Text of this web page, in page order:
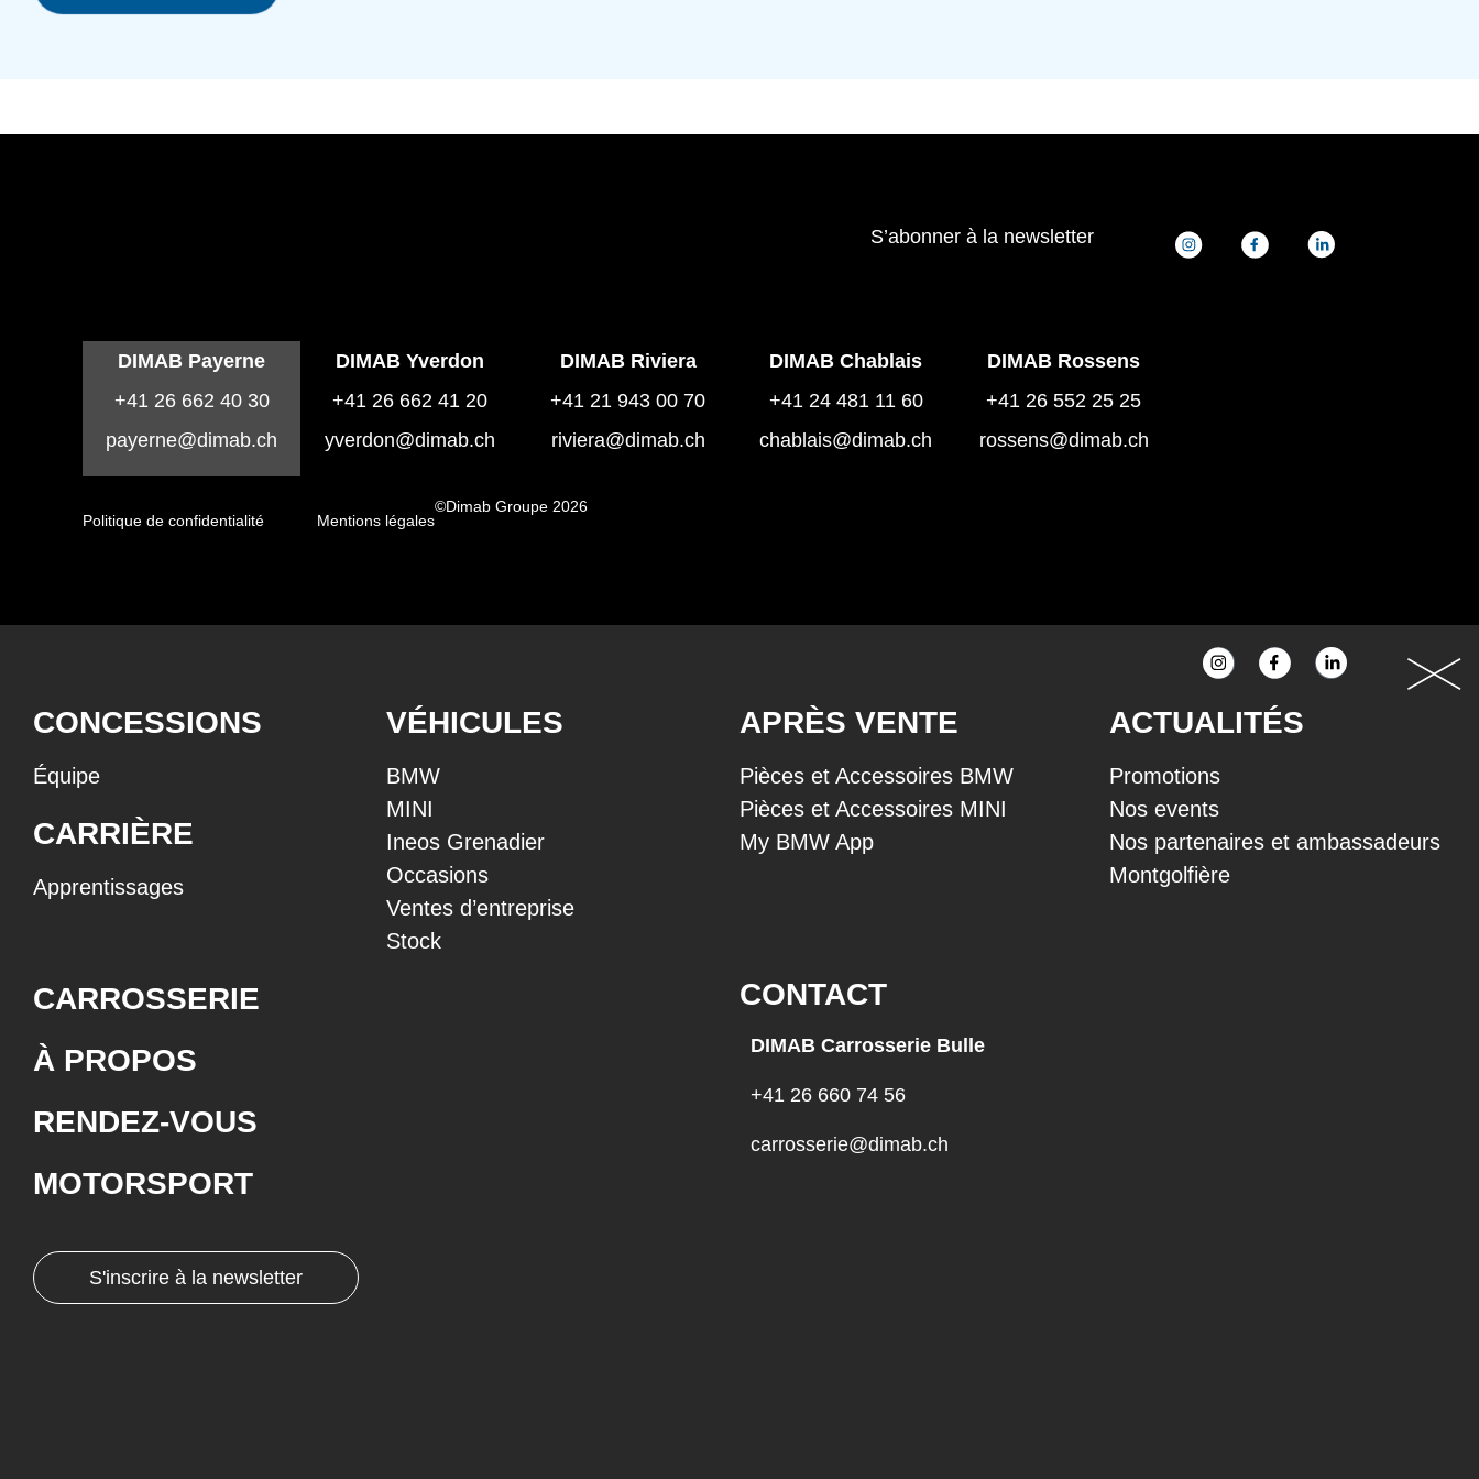
S’abonner à la newsletter
DIMAB Payerne
+41 26 662 40 30
payerne@dimab.ch
DIMAB Yverdon
+41 26 662 41 20
yverdon@dimab.ch
DIMAB Riviera
+41 21 943 00 70
riviera@dimab.ch
DIMAB Chablais
+41 24 481 11 60
chablais@dimab.ch
DIMAB Rossens
+41 26 552 25 25
rossens@dimab.ch
Politique de confidentialité Mentions légales
©Dimab Groupe 2026
CONCESSIONS
Équipe
CARRIÈRE
Apprentissages
VÉHICULES
BMW
MINI
Ineos Grenadier
Occasions
Ventes d’entreprise
Stock
APRÈS VENTE
Pièces et Accessoires BMW
Pièces et Accessoires MINI
My BMW App
ACTUALITÉS
Promotions
Nos events
Nos partenaires et ambassadeurs
Montgolfière
CARROSSERIE
À PROPOS
RENDEZ-VOUS
MOTORSPORT
CONTACT
DIMAB Carrosserie Bulle
+41 26 660 74 56
carrosserie@dimab.ch
S'inscrire à la newsletter